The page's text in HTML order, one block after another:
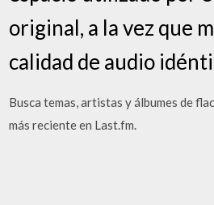
original, a la vez que
calidad de audio
Busca temas, artistas y álbumes de
más reciente en Last.fm.